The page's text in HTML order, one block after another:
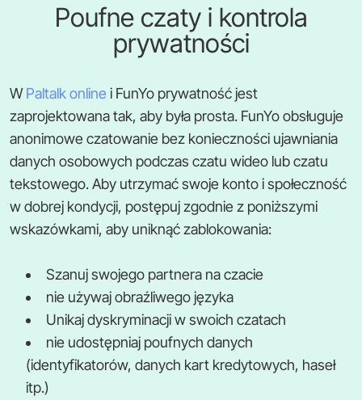
Poufne czaty i kontrola
prywatności
WPaltalk online i FunYo prywatność jest
zaprojektowana tak, aby była prosta. FunYo obsługuje
anonimowe czatowanie bez konieczności ujawniania
danych osobowych podczas czatu wideo lub czatu
tekstowego. Aby utrzymać swoje konto i społeczność
w dobrej kondycji, postępuj zgodnie z poniższymi
wskazówkami, aby uniknąć zablokowania:
Szanuj swojego partnera na czacie
nie używaj obraźliwego języka
Unikaj dyskryminacji w swoich czatach
nie udostępniaj poufnych danych
(identyfikatorów, danych kart kredytowych, haseł
itp.)